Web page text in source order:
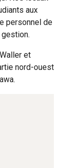
aux
personnel de
et
nord-ouest